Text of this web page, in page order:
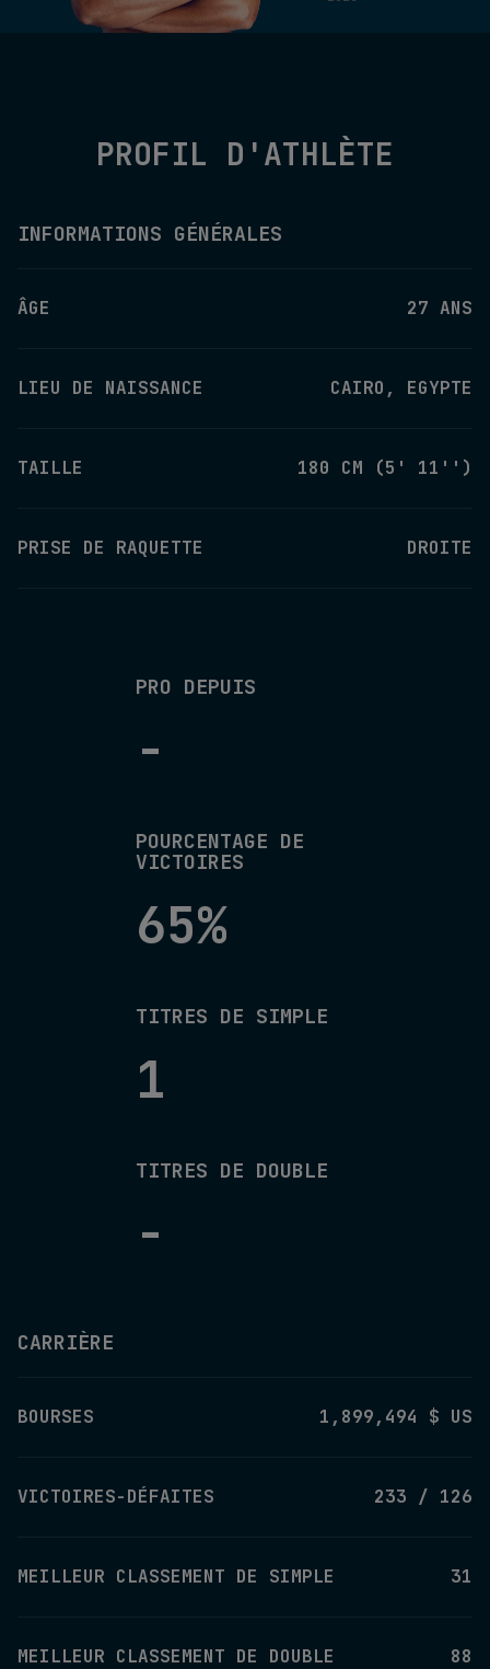
PROFIL D'ATHLÈTE
INFORMATIONS GÉNÉRALES
ÂGE 27 ANS
LIEU DE NAISSANCE CAIRO, EGYPTE
TAILLE 180 CM (5' 11'')
PRISE DE RAQUETTE DROITE
PRO DEPUIS
-
POURCENTAGE DE
VICTOIRES
65%
TITRES DE SIMPLE
1
TITRES DE DOUBLE
-
CARRIÈRE
BOURSES 1,899,494 $ US
VICTOIRES-DÉFAITES 233 / 126
MEILLEUR CLASSEMENT DE SIMPLE 31
MEILLEUR CLASSEMENT DE DOUBLE 88